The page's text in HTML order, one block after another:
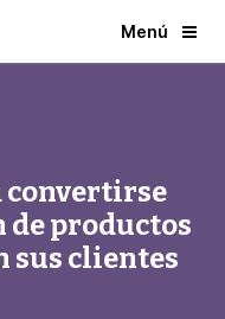
Menú
convertirse
de productos
sus clientes